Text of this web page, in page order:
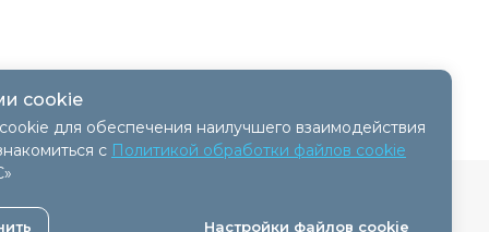
cookie
для обеспечения наилучшего взаимодействия
с Политикой обработки файлов cookie
Настройки файлов cookie
11.04.2018, № регистрации 41254.